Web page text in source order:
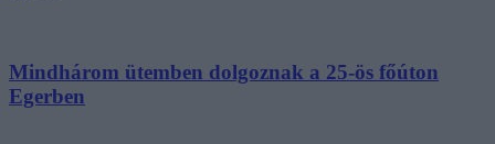
Mindhárom ütemben dolgoznak a 25-ös főúton
Egerben